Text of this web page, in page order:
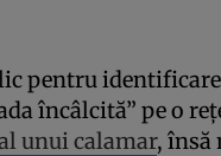
pentru
încâlcită” pe o
unui calamar, însă